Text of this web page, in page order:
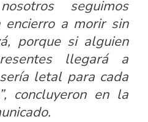
seguimos
encierro a morir sin
porque si alguien
llegará a
letal para cada
concluyeron en la